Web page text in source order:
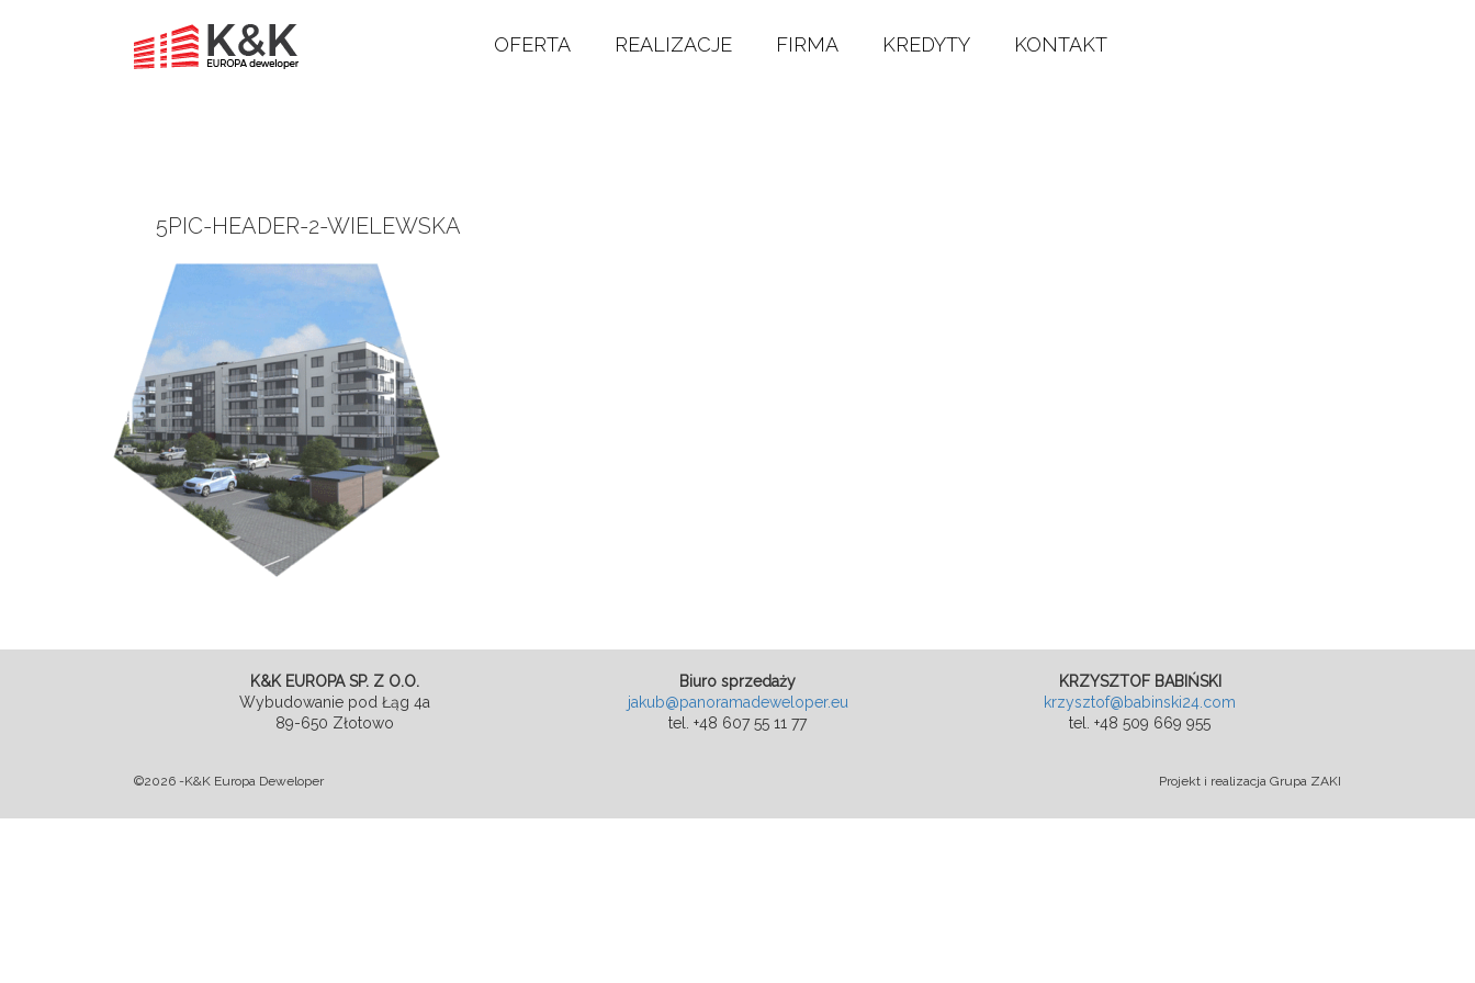
OFERTA REALIZACJE FIRMA KREDYTY KONTAKT
5PIC-HEADER-2-WIELEWSKA
K&K EUROPA SP. Z O.O.
Wybudowanie pod Łąg 4a
89-650 Złotowo
Biuro sprzedaży
jakub@panoramadeweloper.eu
tel. +48 607 55 11 77
KRZYSZTOF BABIŃSKI
krzysztof@babinski24.com
tel. +48 509 669 955
©2026 -K&K Europa Deweloper Projekt i realizacja Grupa ZAKI